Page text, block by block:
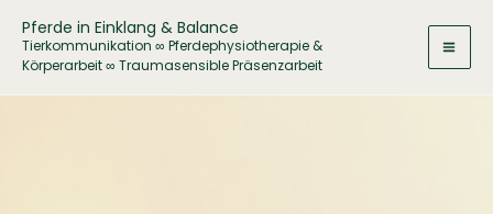
Zum
Inhalt
springen
Pferde in Einklang & Balance
Tierkommunikation ∞ Pferdephysiotherapie &
Körperarbeit ∞ Traumasensible Präsenzarbeit